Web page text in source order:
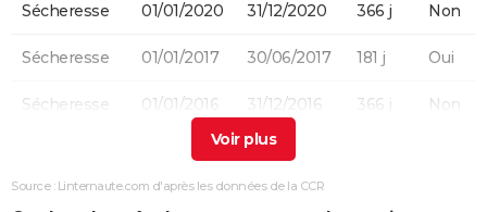
Sécheresse 01/01/2020 31/12/2020 366 j Non
Sécheresse 01/01/2017 30/06/2017 181 j Oui
Sécheresse 01/01/2016 31/12/2016 366 j Non
01/07/2012
Source : Linternaute.com d'après les données de la CCR